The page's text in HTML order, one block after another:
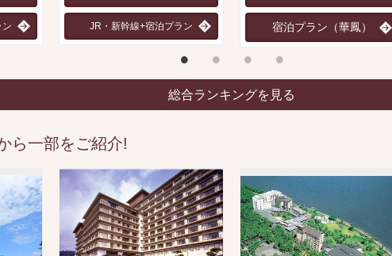
JR・新幹線+宿泊プラン 宿泊プラン（華鳳）
総合ランキングを見る
ら一部をご紹介!